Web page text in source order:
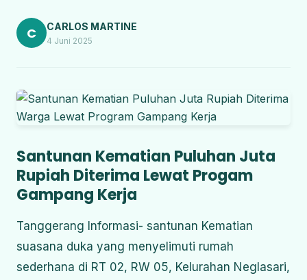
C CARLOS MARTINE
4 Juni 2025
Santunan Kematian Puluhan Juta
Rupiah Diterima Lewat Progam
Gampang Kerja
Tanggerang Informasi- santunan Kematian
suasana duka yang menyelimuti rumah
sederhana di RT 02, RW 05, Kelurahan Neglasari,